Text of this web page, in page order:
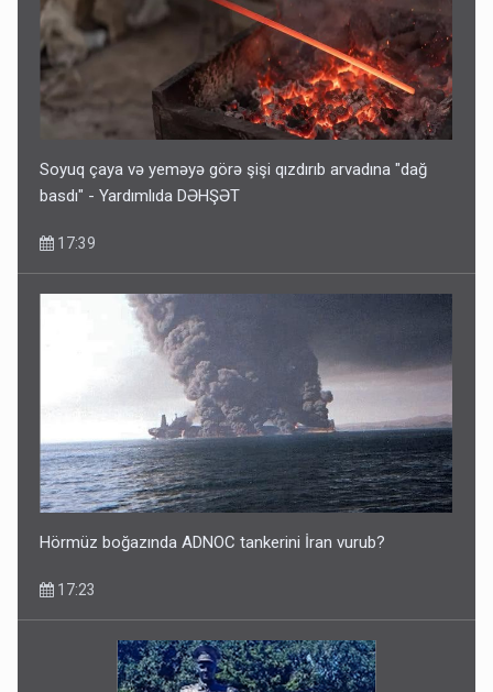
Pakistan prezidentindən Azərbaycanla bağlı açıqlama
13:58
Soyuq çaya və yeməyə görə şişi qızdırıb arvadına "dağ
basdı" - Yardımlıda DƏHŞƏT
17:39
Hörmüz boğazında ADNOC tankerini İran vurub?
17:23